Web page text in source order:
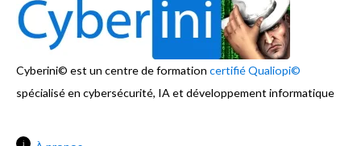
Cyberini© est un centre de formation certifié Qualiopi©
spécialisé en cybersécurité, IA et développement informatique
i